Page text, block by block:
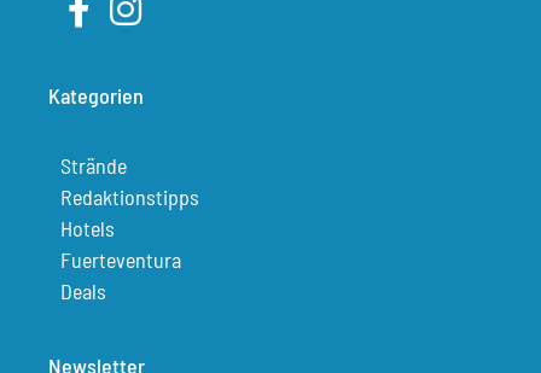
Kategorien
Strände
Redaktionstipps
Hotels
Fuerteventura
Deals
Newsletter